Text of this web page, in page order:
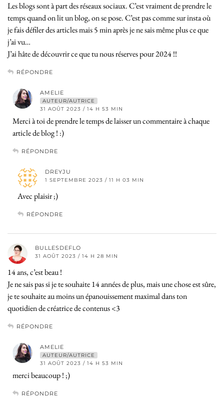
Les blogs sont à part des réseaux sociaux. C’est vraiment de prendre le
temps quand on lit un blog, on se pose. C’est pas comme sur insta où
je fais défiler des articles mais 5 min après je ne sais même plus ce que
j’ai vu…
J’ai hâte de découvrir ce que tu nous réserves pour 2024 !!
RÉPONDRE
AMELIE
AUTEUR/AUTRICE
31 AOÛT 2023 / 14 H 53 MIN
Merci à toi de prendre le temps de laisser un commentaire à chaque
article de blog ! :)
RÉPONDRE
DREYJU
1 SEPTEMBRE 2023 / 11 H 03 MIN
Avec plaisir ;)
RÉPONDRE
BULLESDEFLO
31 AOÛT 2023 / 14 H 28 MIN
14 ans, c’est beau !
Je ne sais pas si je te souhaite 14 années de plus, mais une chose est sûre,
je te souhaite au moins un épanouissement maximal dans ton
quotidien de créatrice de contenus <3
RÉPONDRE
AMELIE
AUTEUR/AUTRICE
31 AOÛT 2023 / 14 H 53 MIN
merci beaucoup ! ;)
RÉPONDRE